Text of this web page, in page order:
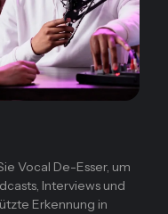
Vocal De-Esser, um
Interviews und
Erkennung in